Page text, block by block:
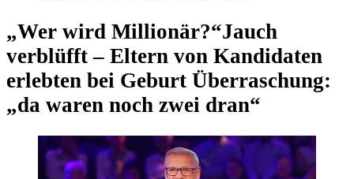
„Wer wird Millionär?“Jauch
verblüfft – Eltern von Kandidaten
erlebten bei Geburt Überraschung:
„da waren noch zwei dran“